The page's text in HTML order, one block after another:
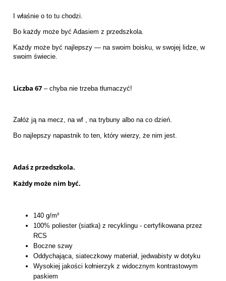
I właśnie o to tu chodzi.
Bo każdy może być Adasiem z przedszkola.
Każdy może być najlepszy — na swoim boisku, w swojej lidze, w
swoim świecie.
Liczba 67 – chyba nie trzeba tłumaczyć!
Załóż ją na mecz, na wf , na trybuny albo na co dzień.
Bo najlepszy napastnik to ten, który wierzy, że nim jest.
Adaś z przedszkola.
Każdy może nim być.
140 g/m²
100% poliester (siatka) z recyklingu - certyfikowana przez
RCS
Boczne szwy
Oddychająca, siateczkowy materiał, jedwabisty w dotyku
Wysokiej jakości kołnierzyk z widocznym kontrastowym
paskiem